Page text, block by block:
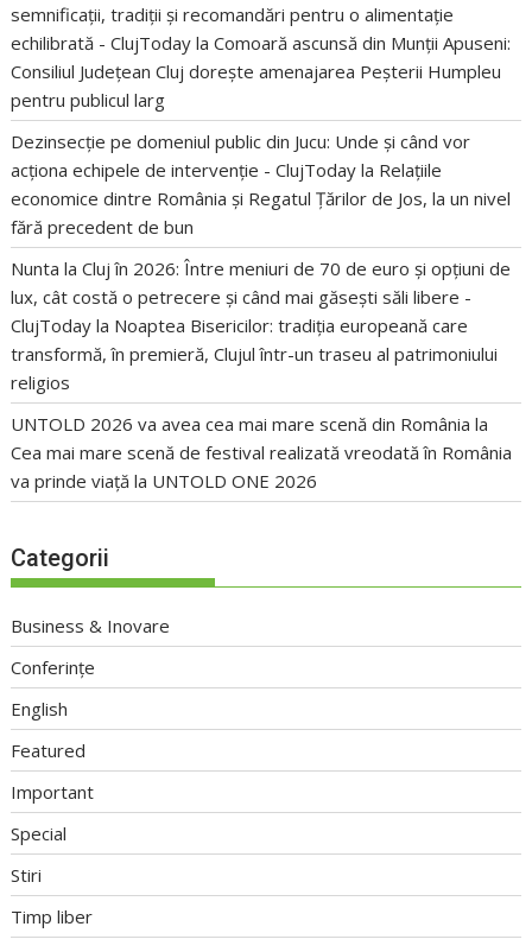
semnificații, tradiții și recomandări pentru o alimentație
echilibrată - ClujToday laComoară ascunsă din Munții Apuseni:
Consiliul Județean Cluj dorește amenajarea Peșterii Humpleu
pentru publicul larg
Dezinsecție pe domeniul public din Jucu: Unde și când vor
acționa echipele de intervenție - ClujToday la Relațiile
economice dintre România și Regatul Țărilor de Jos, la un nivel
fără precedent de bun
Nunta la Cluj în 2026: Între meniuri de 70 de euro și opțiuni de
lux, cât costă o petrecere și când mai găsești săli libere -
ClujToday la Noaptea Bisericilor: tradiția europeană care
transformă, în premieră, Clujul într-un traseu al patrimoniului
religios
UNTOLD 2026 va avea cea mai mare scenă din România la
Cea mai mare scenă de festival realizată vreodată în România
va prinde viață la UNTOLD ONE 2026
Categorii
Business & Inovare
Conferințe
English
Featured
Important
Special
Stiri
Timp liber